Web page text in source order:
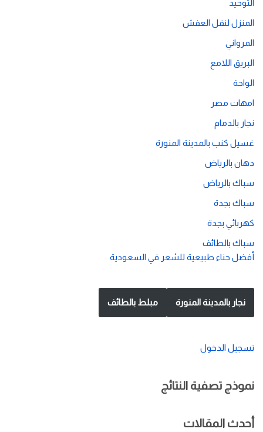
التوحيد
المنزل لنقل العفش
المرواني
البريق اللامع
الواحة
امهات مصر
نجار بالدمام
غسيل كنب بالمدينة المنورة
دهان بالرياض
سباك بالرياض
سباك بجدة
كهربائي بجدة
سباك بالطائف
أفضل حناء طبيعية للشعر في السعودية
نجار بالمدينة المنورة مبلط بالطائف
تسجيل الدخول
نموذج تصفية النتائج
أحدث المقالات